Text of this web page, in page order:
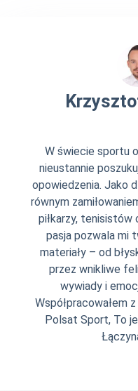
W świecie sportu
nieustannie
opowiedzenia. Jako
równym
piłkarzy, tenisistów
pasja pozwala mi
materiały – od
przez wnikliwe
wywiady i
Współpracowałem
Polsat Sport, To